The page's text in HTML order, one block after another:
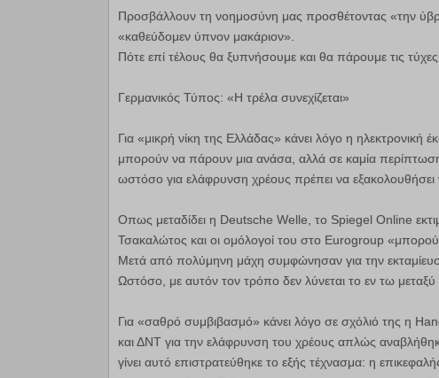
Προσβάλλουν τη νοημοσύνη μας προσθέτοντας «την
«καθεύδομεν ύπνον μακάριον».
Πότε επί τέλους θα ξυπνήσουμε και θα πάρουμε τις
Γερμανικός Τύπος: «Η τρέλα συνεχίζεται»
Για «μικρή νίκη της Ελλάδας» κάνει λόγο η
μπορούν να πάρουν μια ανάσα, αλλά σε καμία
ωστόσο για ελάφρυνση χρέους πρέπει να εξακολουθήσει
Οπως μεταδίδει η Deutsche Welle, το Spiegel Online
Τσακαλώτος και οι ομόλογοί του στο Eurogroup
Μετά από πολύμηνη μάχη συμφώνησαν για την
Ωστόσο, με αυτόν τον τρόπο δεν λύνεται το εν τω
Για «σαθρό συμβιβασμό» κάνει λόγο σε σχόλιό της η
και ΔΝΤ για την ελάφρυνση του χρέους απλώς
γίνει αυτό επιστρατεύθηκε το εξής τέχνασμα: η